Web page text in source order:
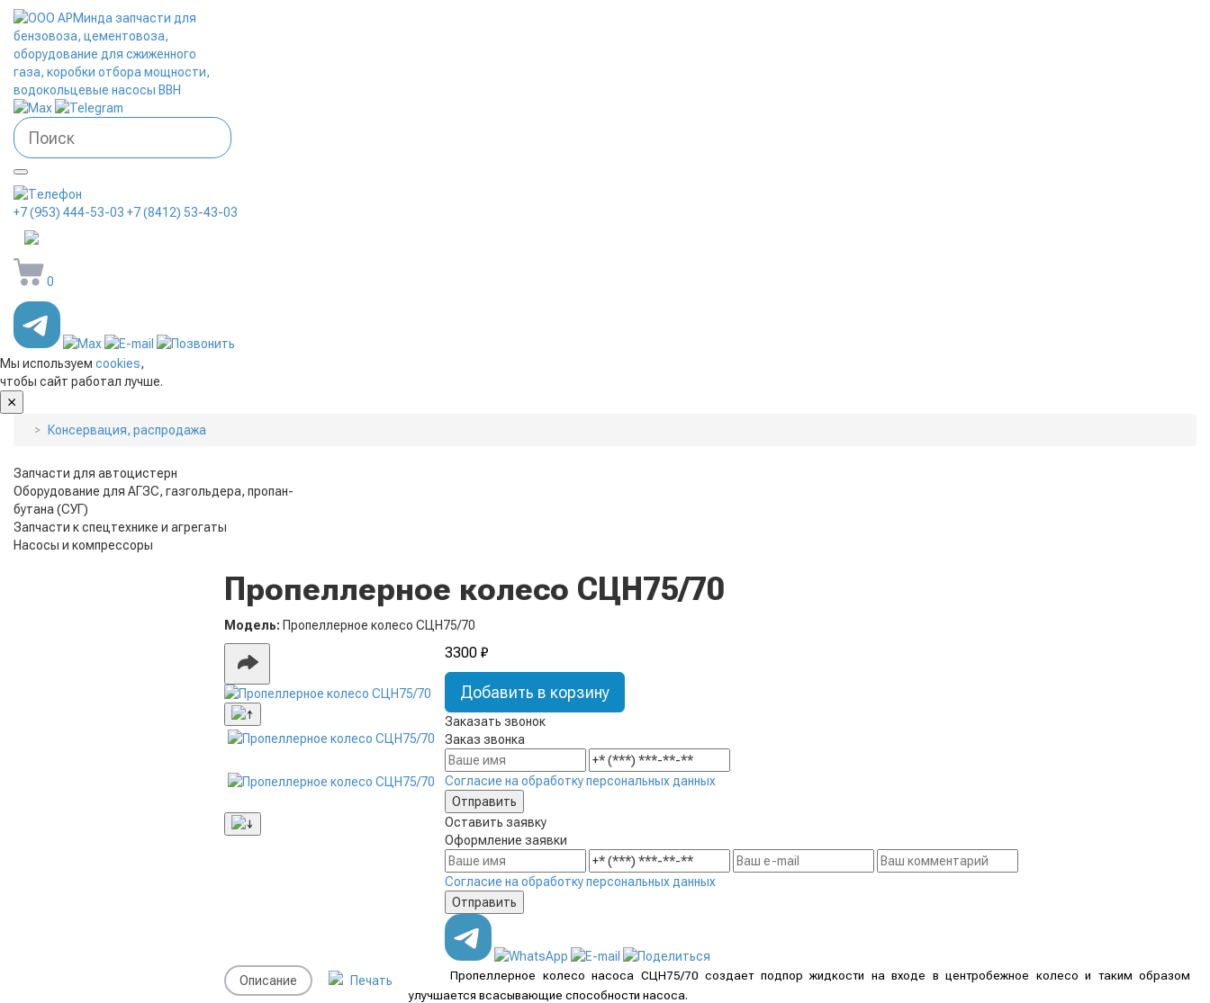
+7 (953) 444-53-03 +7 (8412) 53-43-03
0
Мы используем cookies,
чтобы сайт работал лучше.
Консервация, распродажа
Запчасти для автоцистерн
Оборудование для АГЗС, газгольдера, пропан-
бутана (СУГ)
Запчасти к спецтехнике и агрегаты
Насосы и компрессоры
Пропеллерное колесо СЦН75/70
Модель: Пропеллерное колесо СЦН75/70
3300 ₽
Добавить в корзину
Заказать звонок
Заказ звонка
Согласие на обработку персональных данных
Оставить заявку
Оформление заявки
Согласие на обработку персональных данных
Описание Печать Пропеллерное колесо насоса СЦН75/70 создает подпор жидкости на входе в центробежное колесо и таким образом
улучшается всасывающие способности насоса.